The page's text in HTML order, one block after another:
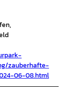
zauberhafte-
06-08.html